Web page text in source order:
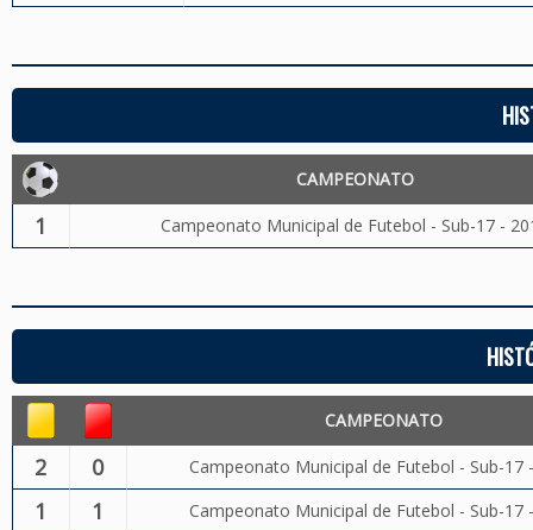
CAMPEONATO
1 Campeonato Municipal de Futebol - Sub-17 -
CAMPEONATO
2 0 Campeonato Municipal de Futebol - Sub-17
1 1 Campeonato Municipal de Futebol - Sub-17